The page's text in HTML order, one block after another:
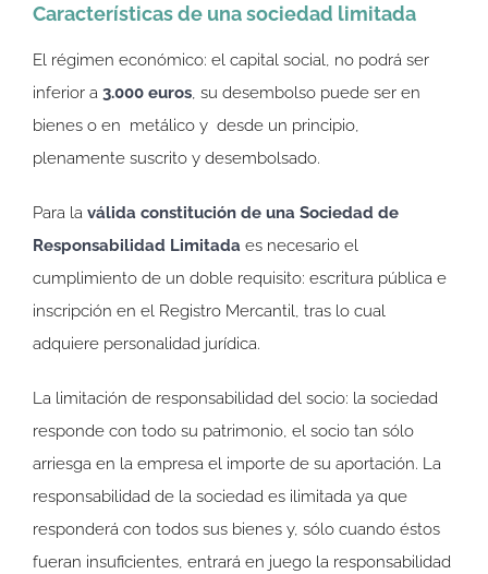
Características de una sociedad limitada
El régimen económico: el capital social, no podrá ser
inferior a 3.000 euros, su desembolso puede ser en
bienes o en metálico y desde un principio,
plenamente suscrito y desembolsado.
Para la válida constitución de una Sociedad de
Responsabilidad Limitada es necesario el
cumplimiento de un doble requisito: escritura pública e
inscripción en el Registro Mercantil, tras lo cual
adquiere personalidad jurídica.
La limitación de responsabilidad del socio: la sociedad
responde con todo su patrimonio, el socio tan sólo
arriesga en la empresa el importe de su aportación. La
responsabilidad de la sociedad es ilimitada ya que
responderá con todos sus bienes y, sólo cuando éstos
fueran insuficientes, entrará en juego la responsabilidad